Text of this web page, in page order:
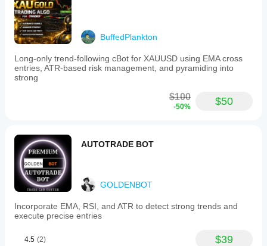
Pengujian bot
di lingkungan
Anda sendiri
akan
membantu
Anda
memahami
BuffedPlankton
Long-only trend-following cBot for XAUUSD using EMA cross
entries, ATR-based risk management, and pyramiding into
strong
$100
-50% $50
AUTOTRADE BOT
GOLDENBOT
Incorporate EMA, RSI, and ATR to detect strong trends and
execute precise entries
4.5 (2) $39